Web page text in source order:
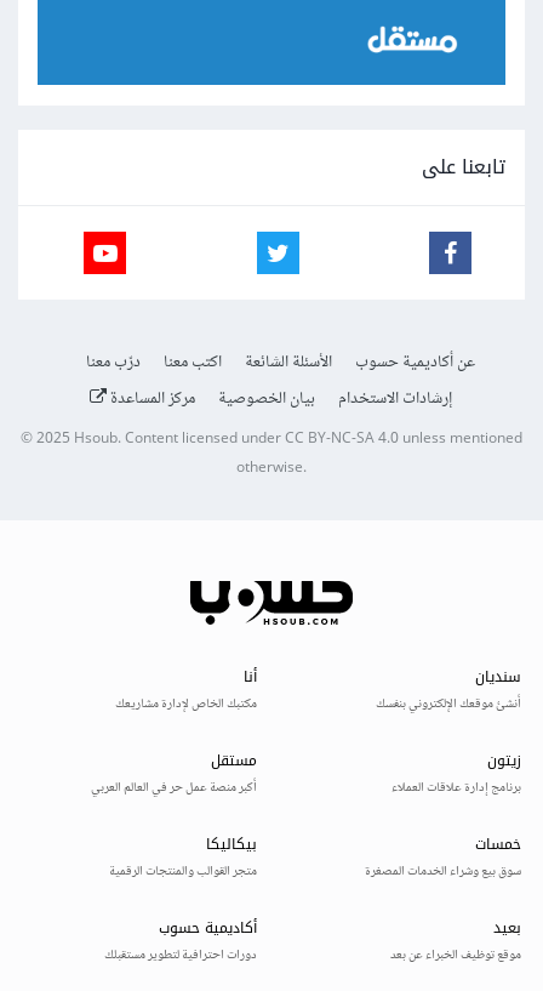
تابعنا على
عن أكاديمية حسوب الأسئلة الشائعة اكتب معنا
درّب معنا
إرشادات الاستخدام
بيان الخصوصية مركز المساعدة
© 2025Hsoub.Content licensed underCC BY-NC-SA 4.0unless mentioned
otherwise.